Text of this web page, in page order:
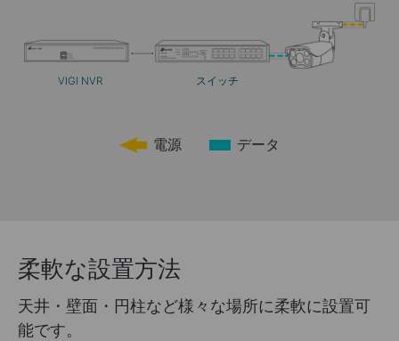
VIGI NVR スイッチ
電源 データ
柔軟な設置方法
天井・壁面・円柱など様々な場所に柔軟に設置可
能です。